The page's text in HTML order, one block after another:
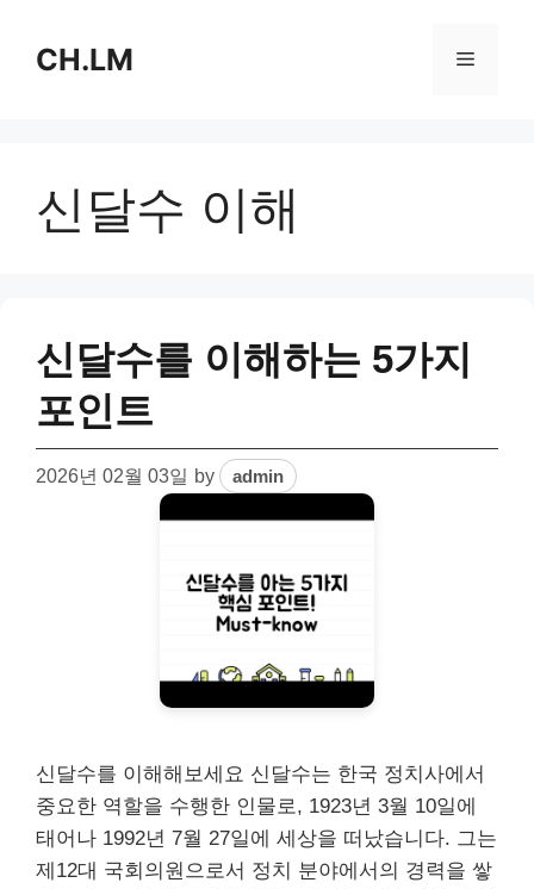
contentCH.LM Menu
신달수 이해
신달수를 이해하는 5가지
포인트
2026년 02월 03일 by admin
신달수를 이해해보세요 신달수는 한국 정치사에서
중요한 역할을 수행한 인물로, 1923년 3월 10일에
태어나 1992년 7월 27일에 세상을 떠났습니다. 그는
제12대 국회의원으로서 정치 분야에서의 경력을 쌓